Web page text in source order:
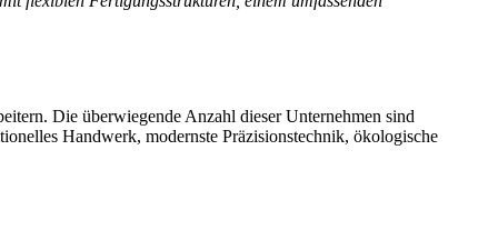
Die überwiegende Anzahl dieser Unternehmen sind
Handwerk, modernste Präzisionstechnik, ökologische